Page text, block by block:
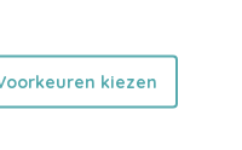
kiezen